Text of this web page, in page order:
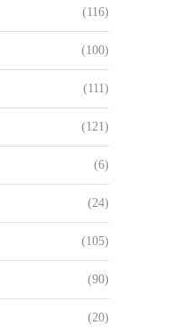
(116)
(100)
(111)
(121)
(6)
(24)
(105)
(90)
(20)